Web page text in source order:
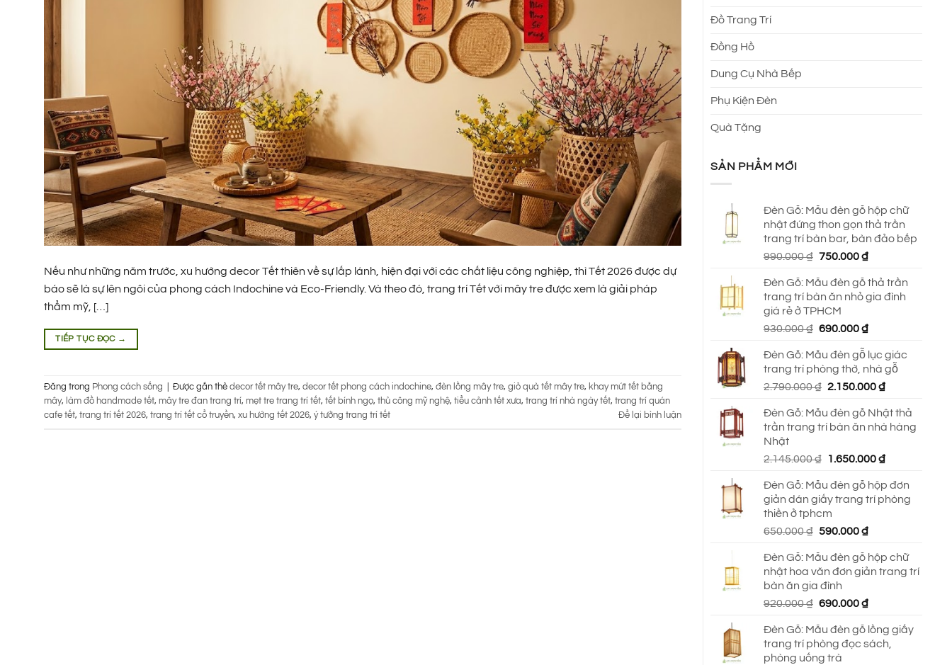
Nếu như những năm trước, xu hướng decor Tết thiên về sự lấp lánh, hiện đại với các chất liệu công nghiệp, thì Tết 2026 được dự
báo sẽ là sự lên ngôi của phong cách Indochine và Eco-Friendly. Và theo đó, trang trí Tết với mây tre được xem là giải pháp
thẩm mỹ, […]
TIẾP TỤC ĐỌC →
Đăng trong Phong cách sống Được gắn thẻ decor tết mây tre, decor tết phong cách indochine, đèn lồng mây tre, giỏ quà tết mây tre, khay mứt tết bằng
mây, làm đồ handmade tết, mây tre đan trang trí, mẹt tre trang trí tết, tết bính ngọ, thủ công mỹ nghệ, tiểu cảnh tết xưa, trang trí nhà ngày tết, trang trí quán
cafe tết, trang trí tết 2026, trang trí tết cổ truyền, xu hướng tết 2026, ý tưởng trang trí tết Để lại bình luận
Đồ Trang Trí
Đồng Hồ
Dung Cụ Nhà Bếp
Phụ Kiện Đèn
Quà Tặng
SẢN PHẨM MỚI
Đèn Gỗ: Mẫu đèn gỗ hộp chữ
nhật đứng thon gọn thả trần
trang trí bàn bar, bàn đảo bếp
990.000₫ Giá
là:
990.000 ₫.
750.000₫Giá
tại
là:
Đèn Gỗ: Mẫu đèn gỗ thả trần
trang trí bàn ăn nhỏ gia đình
giá rẻ ở TPHCM
930.000₫ Giá
là:
930.000 ₫.
690.000₫Giá
tại
là:
690.000 ₫.
Đèn Gỗ: Mẫu đèn gỗ lục giác
trang trí phòng thờ, nhà gỗ
2.790.000₫ Giá
là:
2.790.000 ₫.
2.150.000₫Giá
tại
là:
Đèn Gỗ: Mẫu đèn gỗ Nhật thả
trần trang trí bàn ăn nhà hàng
Nhật
2.145.000₫
Giá
là:
2.145.000 ₫.
1.650.000₫Giá
tại
là:
Đèn Gỗ: Mẫu đèn gỗ hộp đơn
giản dán giấy trang trí phòng
thiền ở tphcm
650.000₫ Giá
là:
650.000 ₫.
590.000₫Giá
tại
là:
Đèn Gỗ: Mẫu đèn gỗ hộp chữ
nhật hoa văn đơn giản trang trí
bàn ăn gia đình
920.000₫ Giá
là:
920.000 ₫.
690.000₫Giá
tại
là:
Đèn Gỗ: Mẫu đèn gỗ lồng giấy
trang trí phòng đọc sách,
phòng uống trà